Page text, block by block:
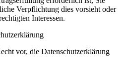
Verpflichtung dies vorsieht oder
Interessen.
vor, die Datenschutzerklärung